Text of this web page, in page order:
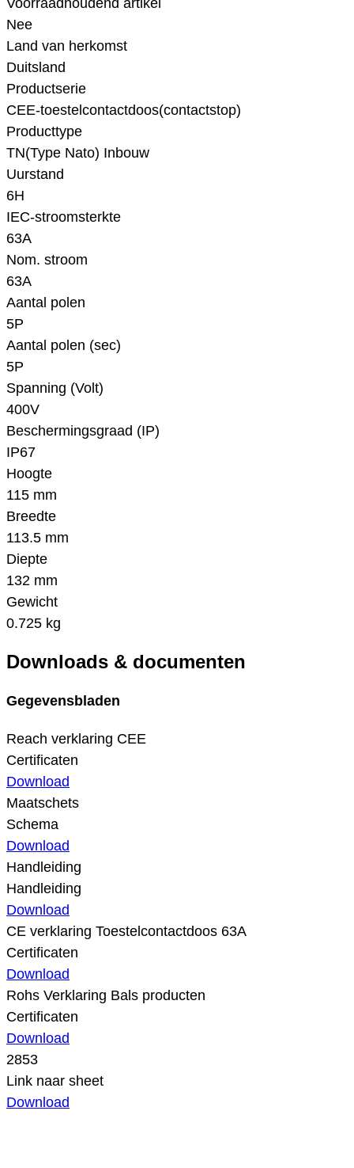
Voorraadhoudend artikel
Nee
Land van herkomst
Duitsland
Productserie
CEE-toestelcontactdoos(contactstop)
Producttype
TN(Type Nato) Inbouw
Uurstand
6H
IEC-stroomsterkte
63A
Nom. stroom
63A
Aantal polen
5P
Aantal polen (sec)
5P
Spanning (Volt)
400V
Beschermingsgraad (IP)
IP67
Hoogte
115 mm
Breedte
113.5 mm
Diepte
132 mm
Gewicht
0.725 kg
Downloads & documenten
Gegevensbladen
Reach verklaring CEE
Certificaten
Download
Maatschets
Schema
Download
Handleiding
Handleiding
Download
CE verklaring Toestelcontactdoos 63A
Certificaten
Download
Rohs Verklaring Bals producten
Certificaten
Download
2853
Link naar sheet
Download